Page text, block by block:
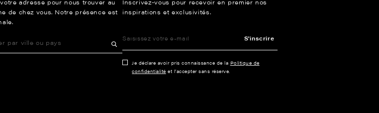
adresse pour nous trouver au
de chez vous. Notre présence est
Inscrivez-vous pour recevoir en premier nos
inspirations et exclusivités.
S'inscrire
Je déclare avoir pris connaissance de la Politique de
confidentialité et l’accepter sans réserve.